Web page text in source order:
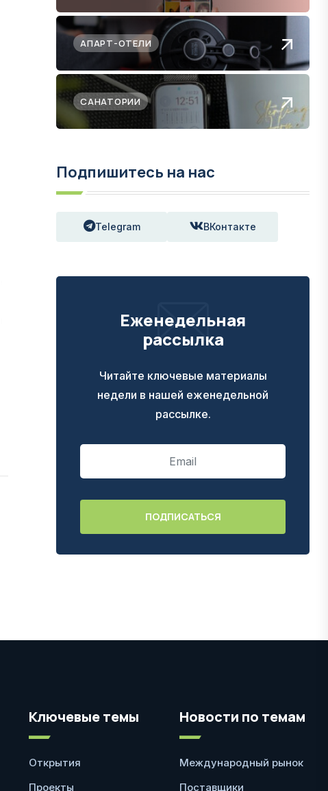
АПАРТ-ОТЕЛИ
САНАТОРИИ
Подпишитесь на нас
Telegram ВКонтакте
Еженедельная
рассылка
Читайте ключевые материалы
недели в нашей еженедельной
рассылке.
Ключевые темы
Открытия
Проекты
Новости по темам
Международный рынок
Поставщики